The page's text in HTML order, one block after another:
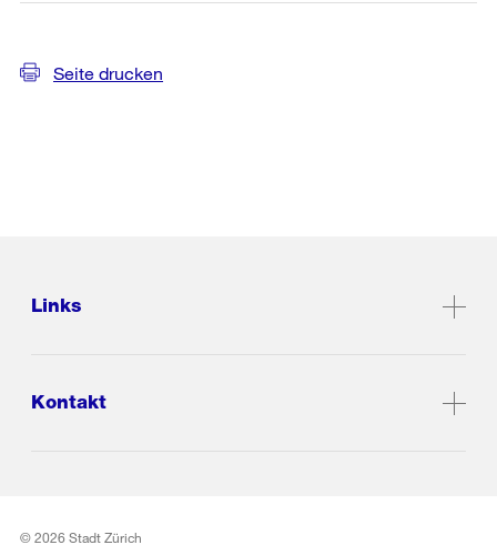
Seite drucken
Links
Kontakt
© 2026 Stadt Zürich